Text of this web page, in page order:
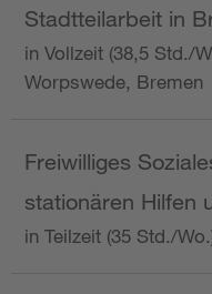
Stadtteilarbeit in
in Vollzeit (38,5 Std./
Worpswede, Bremen
Freiwilliges
stationären Hilfen
in Teilzeit (35 Std./